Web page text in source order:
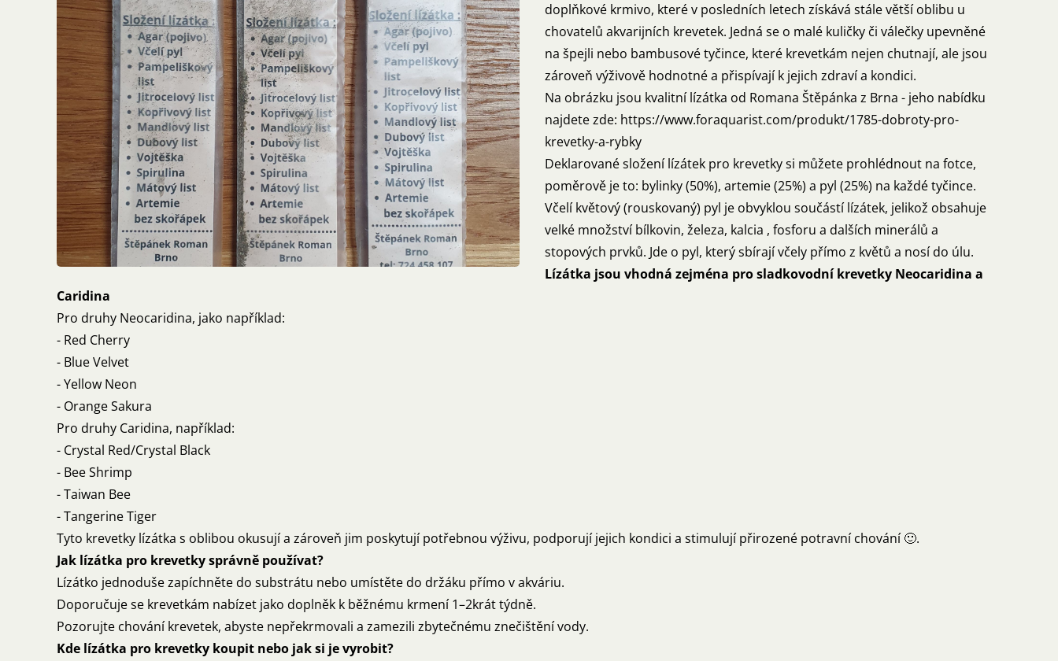
doplňkové krmivo, které v posledních letech získává stále větší oblibu u
chovatelů akvarijních krevetek. Jedná se o malé kuličky či válečky upevněné
na špejli nebo bambusové tyčince, které krevetkám nejen chutnají, ale jsou
zároveň výživově hodnotné a přispívají k jejich zdraví a kondici.
Na obrázku jsou kvalitní lízátka od Romana Štěpánka z Brna - jeho nabídku
najdete zde: https://www.foraquarist.com/produkt/1785-dobroty-pro-
krevetky-a-rybky
Deklarované složení lízátek pro krevetky si můžete prohlédnout na fotce,
poměrově je to: bylinky (50%), artemie (25%) a pyl (25%) na každé tyčince.
Včelí květový (rouskovaný) pyl je obvyklou součástí lízátek, jelikož obsahuje
velké množství bílkovin, železa, kalcia , fosforu a dalších minerálů a
stopových prvků. Jde o pyl, který sbírají včely přímo z květů a nosí do úlu.
Lízátka jsou vhodná zejména pro sladkovodní krevetky Neocaridina a
Caridina
Pro druhy Neocaridina, jako například:
- Red Cherry
- Blue Velvet
- Yellow Neon
- Orange Sakura
Pro druhy Caridina, například:
- Crystal Red/Crystal Black
- Bee Shrimp
- Taiwan Bee
- Tangerine Tiger
Tyto krevetky lízátka s oblibou okusují a zároveň jim poskytují potřebnou výživu, podporují jejich kondici a stimulují přirozené potravní chování 🙂.
Jak lízátka pro krevetky správně používat?
Lízátko jednoduše zapíchněte do substrátu nebo umístěte do držáku přímo v akváriu.
Doporučuje se krevetkám nabízet jako doplněk k běžnému krmení 1–2krát týdně.
Pozorujte chování krevetek, abyste nepřekrmovali a zamezili zbytečnému znečištění vody.
Kde lízátka pro krevetky koupit nebo jak si je vyrobit?